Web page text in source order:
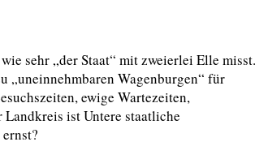
sehr „der Staat“ mit zweierlei Elle misst.
„uneinnehmbaren Wagenburgen“ für
ewige Wartezeiten,
ist Untere staatliche